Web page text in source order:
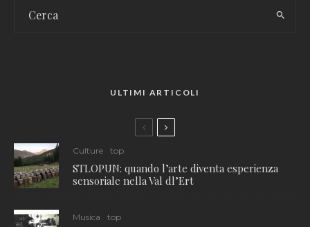
ULTIMI ARTICOLI
Culture top
STLOPUN: quando l’arte diventa esperienza
sensoriale nella Val dl’Ert
Musica top